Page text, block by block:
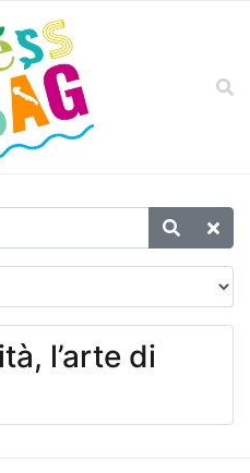
l’arte di